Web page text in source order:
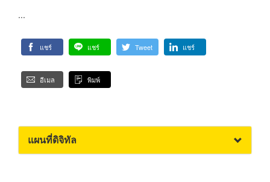
...
แชร์ แชร์ Tweet แชร์
อีเมล พิมพ์
แผนที่ดิจิทัล